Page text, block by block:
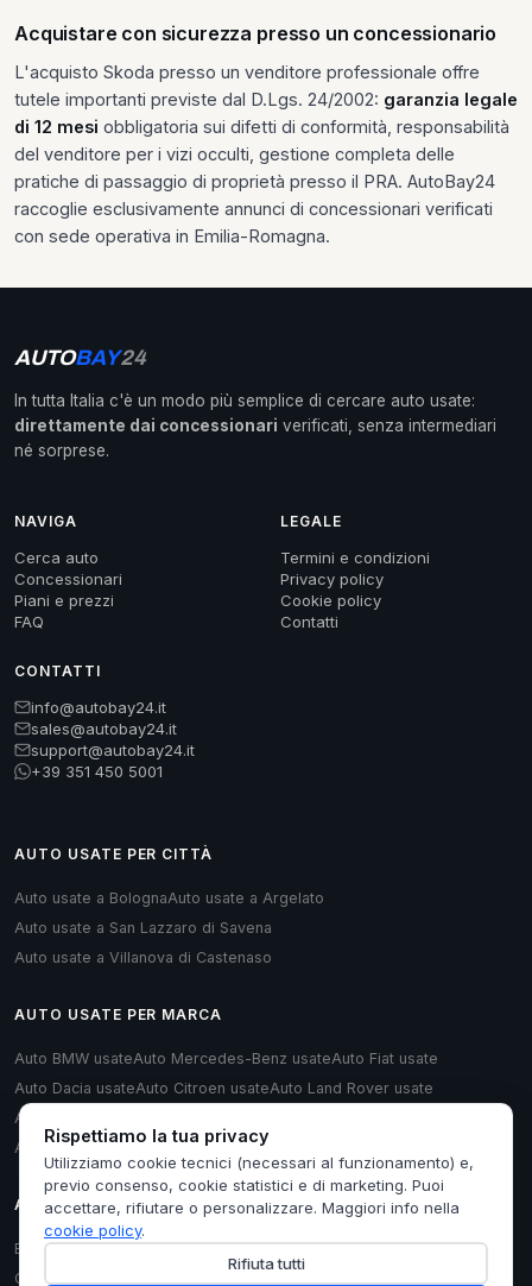
Acquistare con sicurezza presso un concessionario
L'acquisto Skoda presso un venditore professionale offre
tutele importanti previste dal D.Lgs. 24/2002: garanzia legale
di 12 mesi obbligatoria sui difetti di conformità, responsabilità
del venditore per i vizi occulti, gestione completa delle
pratiche di passaggio di proprietà presso il PRA. AutoBay24
raccoglie esclusivamente annunci di concessionari verificati
con sede operativa in Emilia-Romagna.
AUTOBAY24
In tutta Italia c'è un modo più semplice di cercare auto usate:
direttamente dai concessionari verificati, senza intermediari
né sorprese.
NAVIGA
Cerca auto
Concessionari
Piani e prezzi
FAQ
LEGALE
Termini e condizioni
Privacy policy
Cookie policy
Contatti
CONTATTI
info@autobay24.it
sales@autobay24.it
support@autobay24.it
+39 351 450 5001
AUTO USATE PER CITTÀ
Auto usate a BolognaAuto usate a Argelato
Auto usate a San Lazzaro di Savena
Auto usate a Villanova di Castenaso
AUTO USATE PER MARCA
Auto BMW usateAuto Mercedes-Benz usateAuto Fiat usate
Auto Dacia usateAuto Citroen usateAuto Land Rover usate
Auto Renault usate
Auto Audi usate
AUTO USATE PER TIPOLOGIA
Berlina usateMonovolume usateStation Wagon usateCabrio usate
Coupé usate
Rispettiamo la tua privacy
Utilizziamo cookie tecnici (necessari al funzionamento) e,
previo consenso, cookie statistici e di marketing. Puoi
accettare, rifiutare o personalizzare. Maggiori info nella
cookie policy.
Rifiuta tutti